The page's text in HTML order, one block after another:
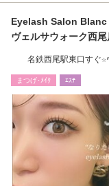
Eyelash Salon Blanc
ヴェルサウォーク西尾
名鉄西尾駅東口すぐ
まつげ･ﾒｲｸ ｴｽﾃ